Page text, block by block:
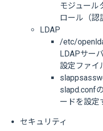
モジュール
ロール（認
LDAP
/etc/
LDAPサー
設定ファイ
slapd.conf
ードを設定
セキュリティ